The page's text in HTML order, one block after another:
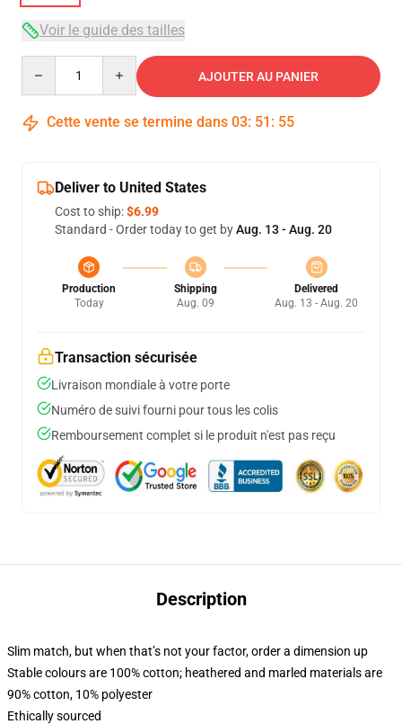
Voir le guide des tailles
AJOUTER AU PANIER
Cette vente se termine dans 03: 51 : 54
Deliver to United States
Cost to ship:$6.99
Standard - Order today to get byAug. 13 - Aug. 20
Production
Today
Shipping
Aug. 09
Delivered
Aug. 13 - Aug. 20
Transaction sécurisée
Livraison mondiale à votre porte
Numéro de suivi fourni pour tous les colis
Remboursement complet si le produit n'est pas reçu
Description
Slim match, but when that’s not your factor, order a dimension up
Stable colours are 100% cotton; heathered and marled materials are
90% cotton, 10% polyester
Ethically sourced